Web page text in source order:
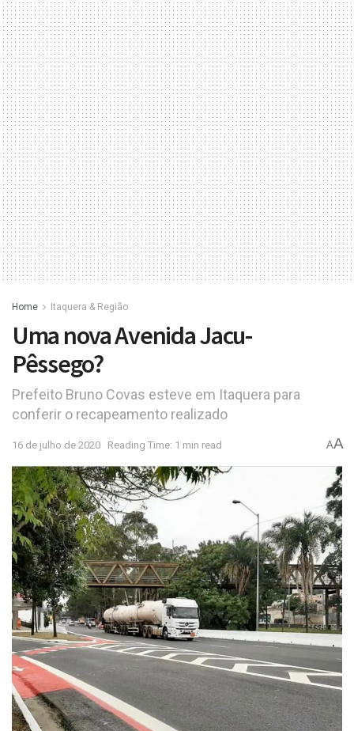
Home Itaquera & Região
Uma nova Avenida Jacu-
Pêssego?
Prefeito Bruno Covas esteve em Itaquera para
conferir o recapeamento realizado
16 de julho de 2020 Reading Time: 1 min read AA